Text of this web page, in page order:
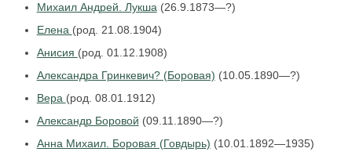
Михаил Андрей. Лукша(26.9.1873—?)
Елена (род. 21.08.1904)
Анисия (род. 01.12.1908)
Александра Гринкевич? (Боровая) (10.05.1890—?)
Вера (род. 08.01.1912)
Александр Боровой (09.11.1890—?)
Анна Михаил. Боровая (Говдырь) (10.01.1892—1935)